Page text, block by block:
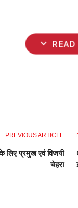
expand_more READ
PREVIOUS ARTICLE
लिए प्रमुख एवं विजयी
चेहरा